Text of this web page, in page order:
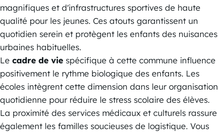
magnifiques et d'infrastructures sportives de haute
qualité pour les jeunes. Ces atouts garantissent un
quotidien serein et protègent les enfants des nuisances
urbaines habituelles.
Le cadre de vie spécifique à cette commune influence
positivement le rythme biologique des enfants. Les
écoles intègrent cette dimension dans leur organisation
quotidienne pour réduire le stress scolaire des élèves.
La proximité des services médicaux et culturels rassure
également les familles soucieuses de logistique. Vous